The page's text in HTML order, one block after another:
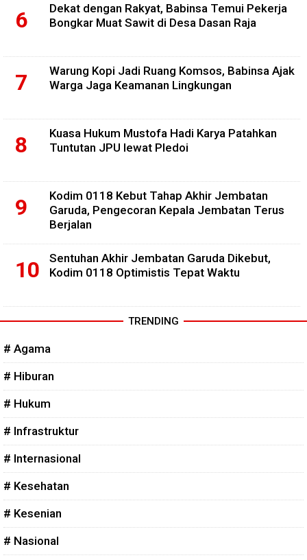
Dekat dengan Rakyat, Babinsa Temui Pekerja
Bongkar Muat Sawit di Desa Dasan Raja
Warung Kopi Jadi Ruang Komsos, Babinsa Ajak
Warga Jaga Keamanan Lingkungan
Kuasa Hukum Mustofa Hadi Karya Patahkan
Tuntutan JPU lewat Pledoi
Kodim 0118 Kebut Tahap Akhir Jembatan
Garuda, Pengecoran Kepala Jembatan Terus
Berjalan
Sentuhan Akhir Jembatan Garuda Dikebut,
Kodim 0118 Optimistis Tepat Waktu
TRENDING
# Agama
# Hiburan
# Hukum
# Infrastruktur
# Internasional
# Kesehatan
# Kesenian
# Nasional